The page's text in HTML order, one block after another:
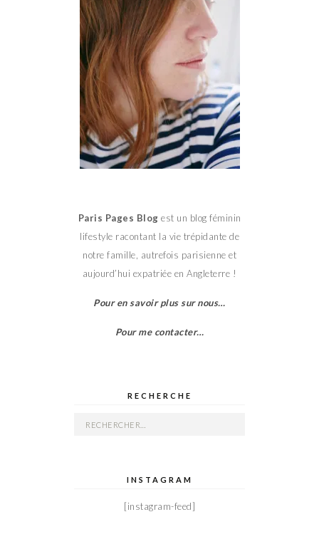
Paris Pages Blog est un blog féminin
lifestyle racontant la vie trépidante de
notre famille, autrefois parisienne et
aujourd’hui expatriée en Angleterre !
Pour en savoir plus sur nous…
Pour me contacter…
RECHERCHE
Rechercher :
INSTAGRAM
[instagram-feed]